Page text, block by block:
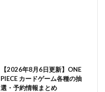
【2026年8月6日更新】ONE
PIECE カードゲーム各種の抽
選・予約情報まとめ